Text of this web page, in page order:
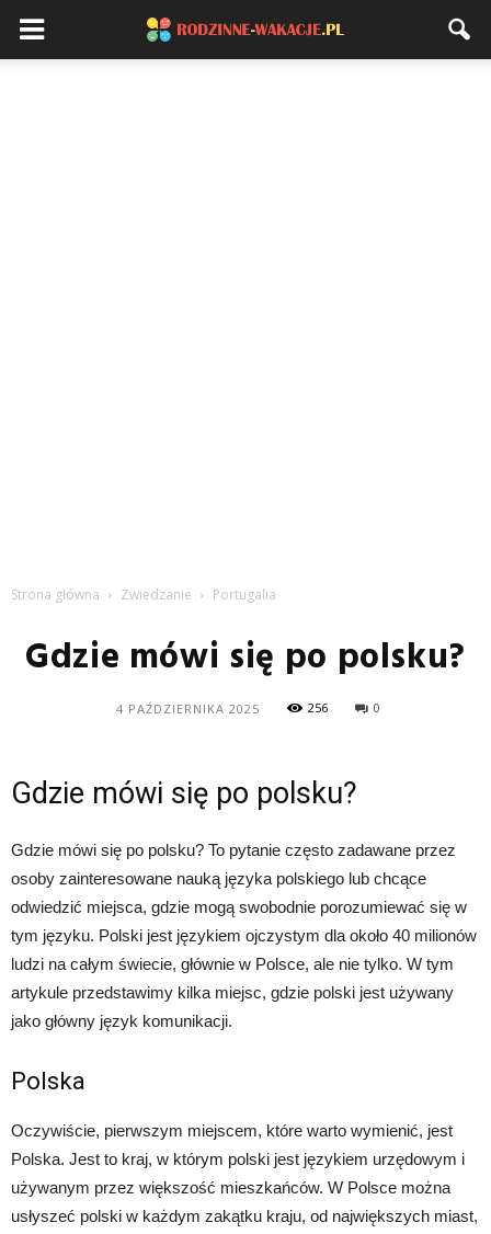
Strona główna Zwiedzanie Portugalia
Gdzie mówi się po polsku?
4 PAŹDZIERNIKA 2025 256 0
Gdzie mówi się po polsku?
Gdzie mówi się po polsku? To pytanie często zadawane przez
osoby zainteresowane nauką języka polskiego lub chcące
odwiedzić miejsca, gdzie mogą swobodnie porozumiewać się w
tym języku. Polski jest językiem ojczystym dla około 40 milionów
ludzi na całym świecie, głównie w Polsce, ale nie tylko. W tym
artykule przedstawimy kilka miejsc, gdzie polski jest używany
jako główny język komunikacji.
Polska
Oczywiście, pierwszym miejscem, które warto wymienić, jest
Polska. Jest to kraj, w którym polski jest językiem urzędowym i
używanym przez większość mieszkańców. W Polsce można
usłyszeć polski w każdym zakątku kraju, od największych miast,